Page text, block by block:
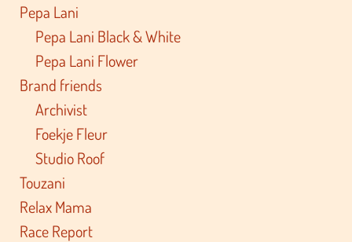
Pepa Lani
Pepa Lani Black & White
Pepa Lani Flower
Brand friends
Archivist
Foekje Fleur
Studio Roof
Touzani
Relax Mama
Race Report